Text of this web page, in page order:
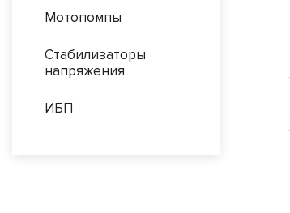
Мотопомпы
Стабилизаторы
напряжения
ИБП